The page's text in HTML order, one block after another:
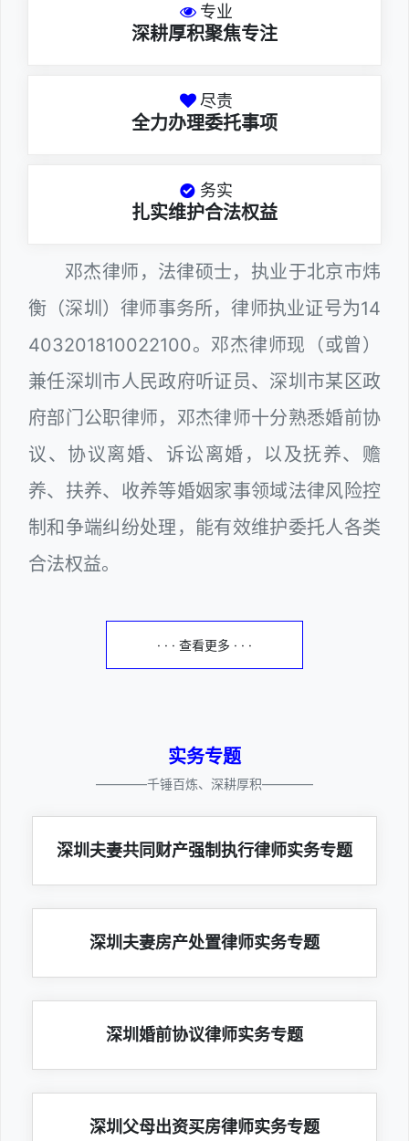
专业
深耕厚积聚焦专注
尽责
全力办理委托事项
务实
扎实维护合法权益
邓杰律师，法律硕士，执业于北京市炜
衡（深圳）律师事务所，律师执业证号为14
403201810022100。邓杰律师现（或曾）
兼任深圳市人民政府听证员、深圳市某区政
府部门公职律师，邓杰律师十分熟悉婚前协
议、协议离婚、诉讼离婚，以及抚养、赡
养、扶养、收养等婚姻家事领域法律风险控
制和争端纠纷处理，能有效维护委托人各类
合法权益。
· · · 查看更多 · · ·
实务专题
————千锤百炼、深耕厚积————
深圳夫妻共同财产强制执行律师实务专题
深圳夫妻房产处置律师实务专题
深圳婚前协议律师实务专题
深圳父母出资买房律师实务专题